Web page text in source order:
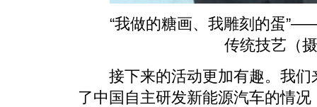
“我做的糖画、我雕刻的蛋”——
传统技艺（
接下来的活动更加有趣。我们
了中国自主研发新能源汽车的情